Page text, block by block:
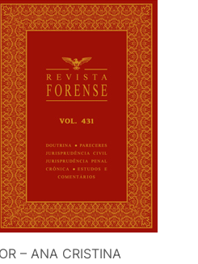
– ANA CRISTINA